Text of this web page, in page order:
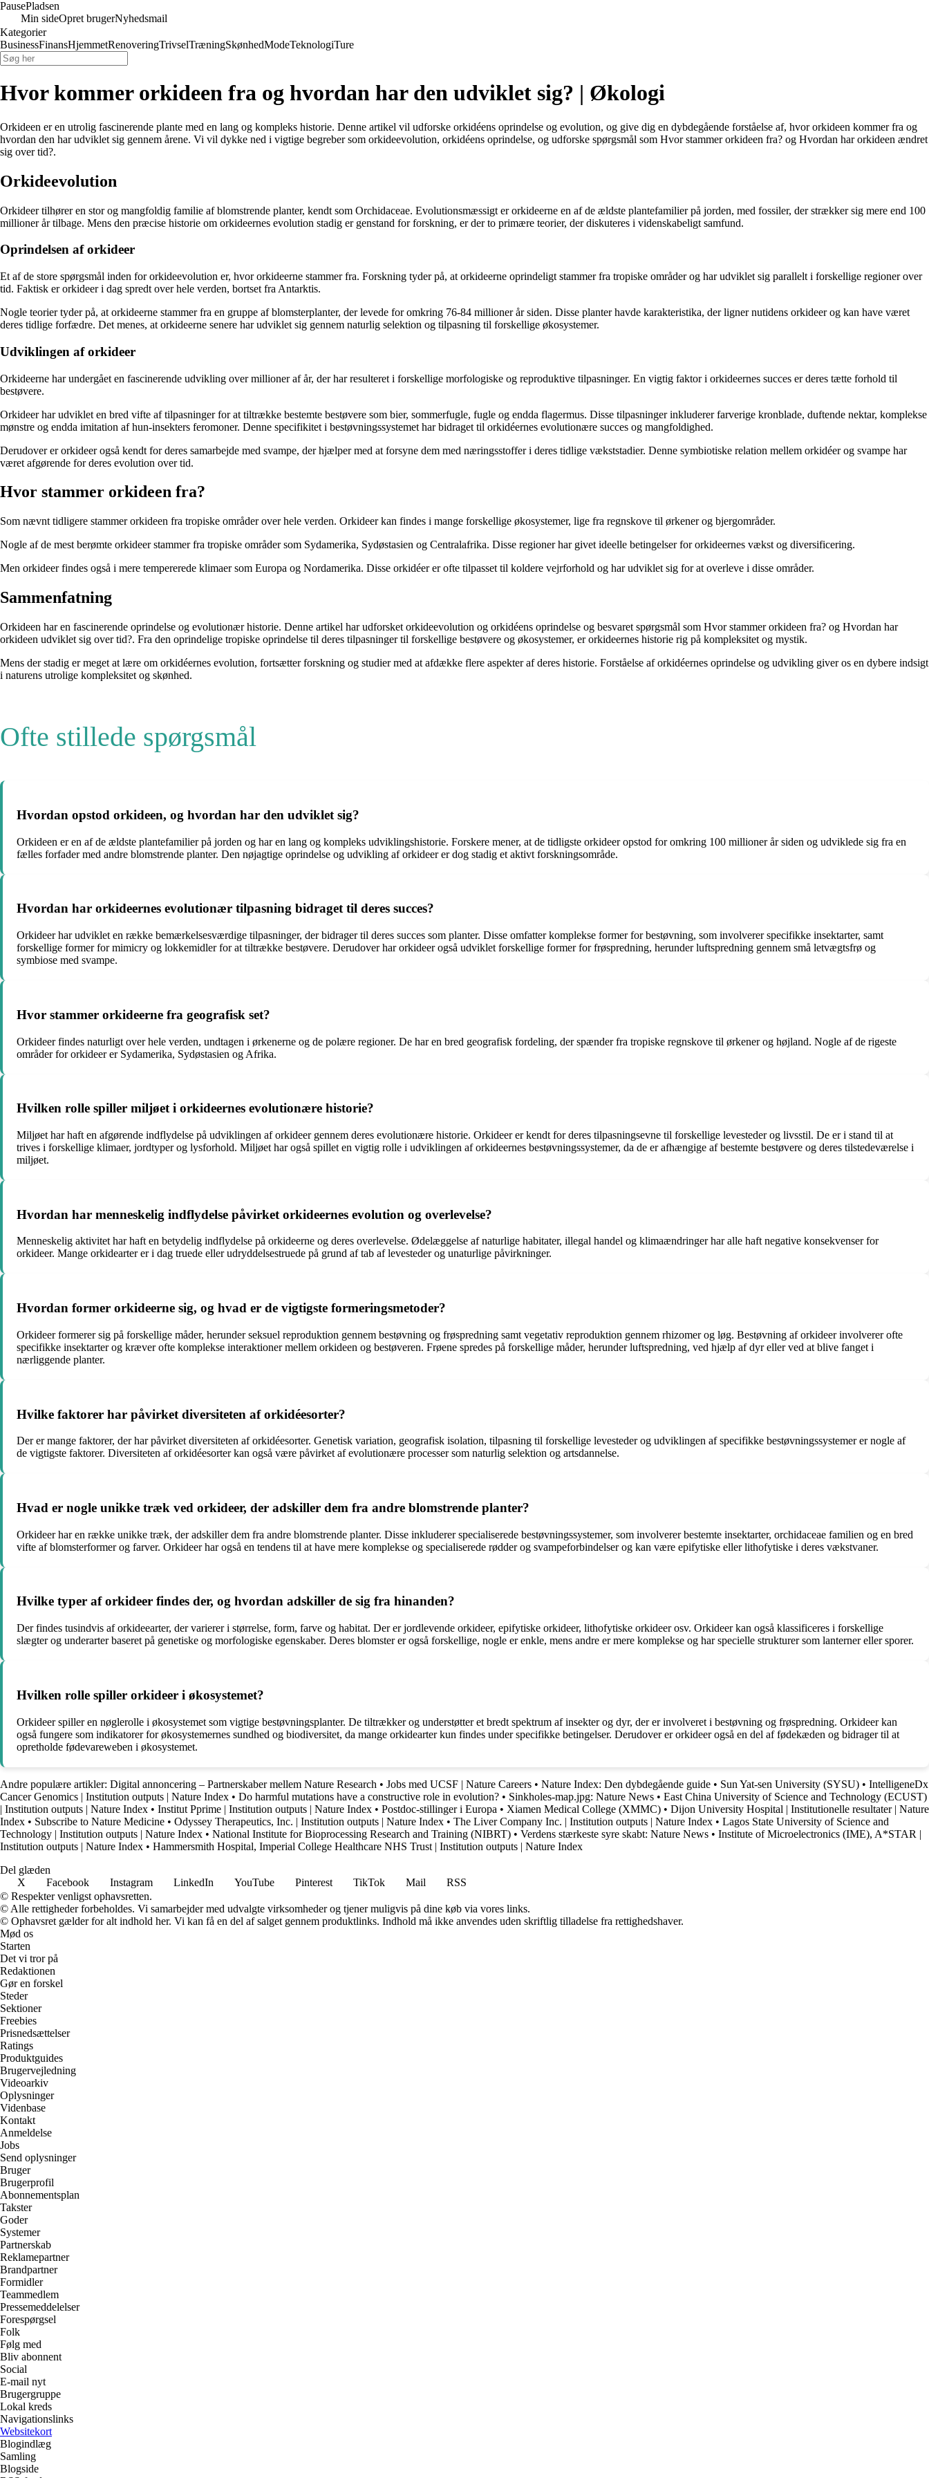
PausePladsen
Min sideOpret brugerNyhedsmail
Kategorier
BusinessFinansHjemmetRenoveringTrivselTræningSkønhedModeTeknologiTure
Hvor kommer orkideen fra og hvordan har den udviklet sig? | Økologi
Orkideen er en utrolig fascinerende plante med en lang og kompleks historie. Denne artikel vil udforske orkidéens oprindelse og evolution, og give dig en dybdegående forståelse af, hvor orkideen kommer fra og
hvordan den har udviklet sig gennem årene. Vi vil dykke ned i vigtige begreber som orkideevolution, orkidéens oprindelse, og udforske spørgsmål som Hvor stammer orkideen fra? og Hvordan har orkideen ændret
sig over tid?.
Orkideevolution
Orkideer tilhører en stor og mangfoldig familie af blomstrende planter, kendt som Orchidaceae. Evolutionsmæssigt er orkideerne en af de ældste plantefamilier på jorden, med fossiler, der strækker sig mere end 100
millioner år tilbage. Mens den præcise historie om orkideernes evolution stadig er genstand for forskning, er der to primære teorier, der diskuteres i videnskabeligt samfund.
Oprindelsen af orkideer
Et af de store spørgsmål inden for orkideevolution er, hvor orkideerne stammer fra. Forskning tyder på, at orkideerne oprindeligt stammer fra tropiske områder og har udviklet sig parallelt i forskellige regioner over
tid. Faktisk er orkideer i dag spredt over hele verden, bortset fra Antarktis.
Nogle teorier tyder på, at orkideerne stammer fra en gruppe af blomsterplanter, der levede for omkring 76-84 millioner år siden. Disse planter havde karakteristika, der ligner nutidens orkideer og kan have været
deres tidlige forfædre. Det menes, at orkideerne senere har udviklet sig gennem naturlig selektion og tilpasning til forskellige økosystemer.
Udviklingen af orkideer
Orkideerne har undergået en fascinerende udvikling over millioner af år, der har resulteret i forskellige morfologiske og reproduktive tilpasninger. En vigtig faktor i orkideernes succes er deres tætte forhold til
bestøvere.
Orkideer har udviklet en bred vifte af tilpasninger for at tiltrække bestemte bestøvere som bier, sommerfugle, fugle og endda flagermus. Disse tilpasninger inkluderer farverige kronblade, duftende nektar, komplekse
mønstre og endda imitation af hun-insekters feromoner. Denne specifikitet i bestøvningssystemet har bidraget til orkidéernes evolutionære succes og mangfoldighed.
Derudover er orkideer også kendt for deres samarbejde med svampe, der hjælper med at forsyne dem med næringsstoffer i deres tidlige vækststadier. Denne symbiotiske relation mellem orkidéer og svampe har
været afgørende for deres evolution over tid.
Hvor stammer orkideen fra?
Som nævnt tidligere stammer orkideen fra tropiske områder over hele verden. Orkideer kan findes i mange forskellige økosystemer, lige fra regnskove til ørkener og bjergområder.
Nogle af de mest berømte orkideer stammer fra tropiske områder som Sydamerika, Sydøstasien og Centralafrika. Disse regioner har givet ideelle betingelser for orkideernes vækst og diversificering.
Men orkideer findes også i mere tempererede klimaer som Europa og Nordamerika. Disse orkidéer er ofte tilpasset til koldere vejrforhold og har udviklet sig for at overleve i disse områder.
Sammenfatning
Orkideen har en fascinerende oprindelse og evolutionær historie. Denne artikel har udforsket orkideevolution og orkidéens oprindelse og besvaret spørgsmål som Hvor stammer orkideen fra? og Hvordan har
orkideen udviklet sig over tid?. Fra den oprindelige tropiske oprindelse til deres tilpasninger til forskellige bestøvere og økosystemer, er orkideernes historie rig på kompleksitet og mystik.
Mens der stadig er meget at lære om orkidéernes evolution, fortsætter forskning og studier med at afdække flere aspekter af deres historie. Forståelse af orkidéernes oprindelse og udvikling giver os en dybere indsigt
i naturens utrolige kompleksitet og skønhed.
Ofte stillede spørgsmål
Hvordan opstod orkideen, og hvordan har den udviklet sig?
Orkideen er en af ​​de ældste plantefamilier på jorden og har en lang og kompleks udviklingshistorie. Forskere mener, at de tidligste orkideer opstod for omkring 100 millioner år siden og udviklede sig fra en
fælles forfader med andre blomstrende planter. Den nøjagtige oprindelse og udvikling af orkideer er dog stadig et aktivt forskningsområde.
Hvordan har orkideernes evolutionær tilpasning bidraget til deres succes?
Orkideer har udviklet en række bemærkelsesværdige tilpasninger, der bidrager til deres succes som planter. Disse omfatter komplekse former for bestøvning, som involverer specifikke insektarter, samt
forskellige former for mimicry og lokkemidler for at tiltrække bestøvere. Derudover har orkideer også udviklet forskellige former for frøspredning, herunder luftspredning gennem små letvægtsfrø og
symbiose med svampe.
Hvor stammer orkideerne fra geografisk set?
Orkideer findes naturligt over hele verden, undtagen i ørkenerne og de polære regioner. De har en bred geografisk fordeling, der spænder fra tropiske regnskove til ørkener og højland. Nogle af de rigeste
områder for orkideer er Sydamerika, Sydøstasien og Afrika.
Hvilken rolle spiller miljøet i orkideernes evolutionære historie?
Miljøet har haft en afgørende indflydelse på udviklingen af ​​orkideer gennem deres evolutionære historie. Orkideer er kendt for deres tilpasningsevne til forskellige levesteder og livsstil. De er i stand til at
trives i forskellige klimaer, jordtyper og lysforhold. Miljøet har også spillet en vigtig rolle i udviklingen af ​​orkideernes bestøvningssystemer, da de er afhængige af bestemte bestøvere og deres tilstedeværelse i
miljøet.
Hvordan har menneskelig indflydelse påvirket orkideernes evolution og overlevelse?
Menneskelig aktivitet har haft en betydelig indflydelse på orkideerne og deres overlevelse. Ødelæggelse af naturlige habitater, illegal handel og klimaændringer har alle haft negative konsekvenser for
orkideer. Mange orkidearter er i dag truede eller udryddelsestruede på grund af tab af levesteder og unaturlige påvirkninger.
Hvordan former orkideerne sig, og hvad er de vigtigste formeringsmetoder?
Orkideer formerer sig på forskellige måder, herunder seksuel reproduktion gennem bestøvning og frøspredning samt vegetativ reproduktion gennem rhizomer og løg. Bestøvning af orkideer involverer ofte
specifikke insektarter og kræver ofte komplekse interaktioner mellem orkideen og bestøveren. Frøene spredes på forskellige måder, herunder luftspredning, ved hjælp af dyr eller ved at blive fanget i
nærliggende planter.
Hvilke faktorer har påvirket diversiteten af orkidéesorter?
Der er mange faktorer, der har påvirket diversiteten af ​​orkidéesorter. Genetisk variation, geografisk isolation, tilpasning til forskellige levesteder og udviklingen af ​​specifikke bestøvningssystemer er nogle af
de vigtigste faktorer. Diversiteten af ​​orkidéesorter kan også være påvirket af evolutionære processer som naturlig selektion og artsdannelse.
Hvad er nogle unikke træk ved orkideer, der adskiller dem fra andre blomstrende planter?
Orkideer har en række unikke træk, der adskiller dem fra andre blomstrende planter. Disse inkluderer specialiserede bestøvningssystemer, som involverer bestemte insektarter, orchidaceae familien og en bred
vifte af blomsterformer og farver. Orkideer har også en tendens til at have mere komplekse og specialiserede rødder og svampeforbindelser og kan være epifytiske eller lithofytiske i deres vækstvaner.
Hvilke typer af orkideer findes der, og hvordan adskiller de sig fra hinanden?
Der findes tusindvis af orkideearter, der varierer i størrelse, form, farve og habitat. Der er jordlevende orkideer, epifytiske orkideer, lithofytiske orkideer osv. Orkideer kan også klassificeres i forskellige
slægter og underarter baseret på genetiske og morfologiske egenskaber. Deres blomster er også forskellige, nogle er enkle, mens andre er mere komplekse og har specielle strukturer som lanterner eller sporer.
Hvilken rolle spiller orkideer i økosystemet?
Orkideer spiller en nøglerolle i økosystemet som vigtige bestøvningsplanter. De tiltrækker og understøtter et bredt spektrum af insekter og dyr, der er involveret i bestøvning og frøspredning. Orkideer kan
også fungere som indikatorer for økosystemernes sundhed og biodiversitet, da mange orkidearter kun findes under specifikke betingelser. Derudover er orkideer også en del af fødekæden og bidrager til at
opretholde fødevareweben i økosystemet.
Andre populære artikler: Digital annoncering – Partnerskaber mellem Nature Research • Jobs med UCSF | Nature Careers • Nature Index: Den dybdegående guide • Sun Yat-sen University (SYSU) • IntelligeneDx
Cancer Genomics | Institution outputs | Nature Index • Do harmful mutations have a constructive role in evolution? • Sinkholes-map.jpg: Nature News • East China University of Science and Technology (ECUST)
| Institution outputs | Nature Index • Institut Pprime | Institution outputs | Nature Index • Postdoc-stillinger i Europa • Xiamen Medical College (XMMC) • Dijon University Hospital | Institutionelle resultater | Nature
Index • Subscribe to Nature Medicine • Odyssey Therapeutics, Inc. | Institution outputs | Nature Index • The Liver Company Inc. | Institution outputs | Nature Index • Lagos State University of Science and
Technology | Institution outputs | Nature Index • National Institute for Bioprocessing Research and Training (NIBRT) • Verdens stærkeste syre skabt: Nature News • Institute of Microelectronics (IME), A*STAR |
Institution outputs | Nature Index • Hammersmith Hospital, Imperial College Healthcare NHS Trust | Institution outputs | Nature Index
Del glæden
X
Facebook Instagram LinkedIn YouTube Pinterest TikTok Mail
RSS
© Respekter venligst ophavsretten.
© Alle rettigheder forbeholdes. Vi samarbejder med udvalgte virksomheder og tjener muligvis på dine køb via vores links.
© Ophavsret gælder for alt indhold her. Vi kan få en del af salget gennem produktlinks. Indhold må ikke anvendes uden skriftlig tilladelse fra rettighedshaver.
Mød os
Starten
Det vi tror på
Redaktionen
Gør en forskel
Steder
Sektioner
Freebies
Prisnedsættelser
Ratings
Produktguides
Brugervejledning
Videoarkiv
Oplysninger
Videnbase
Kontakt
Anmeldelse
Jobs
Send oplysninger
Bruger
Brugerprofil
Abonnementsplan
Takster
Goder
Systemer
Partnerskab
Reklamepartner
Brandpartner
Formidler
Teammedlem
Pressemeddelelser
Forespørgsel
Folk
Følg med
Bliv abonnent
Social
E-mail nyt
Brugergruppe
Lokal kreds
Navigationslinks
Websitekort
Blogindlæg
Samling
Blogside